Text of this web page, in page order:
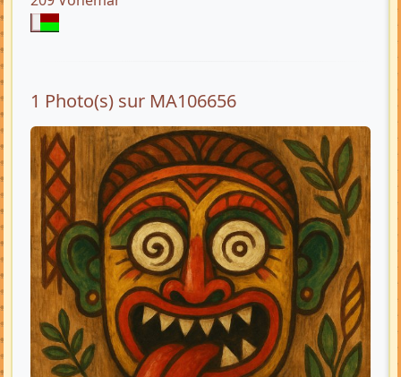
1 Photo(s) sur MA106656